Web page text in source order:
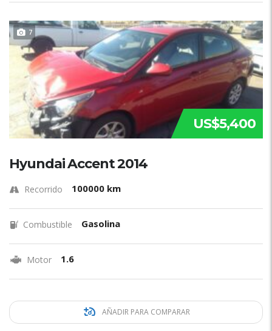
7
US$5,400
Hyundai Accent 2014
Recorrido 100000 km
Combustible Gasolina
Motor 1.6
AÑADIR PARA COMPARAR